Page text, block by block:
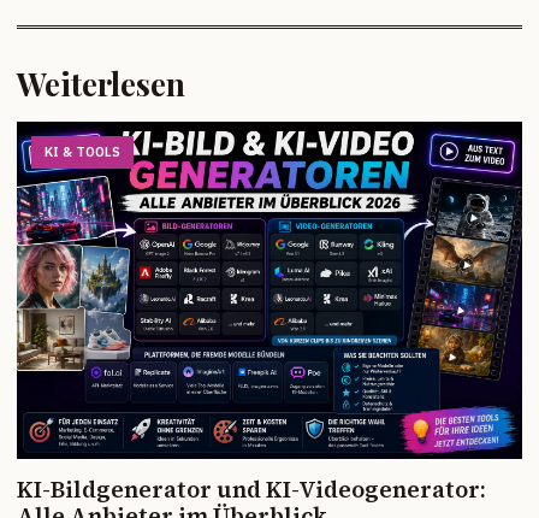
Weiterlesen
KI & TOOLS
KI-Bildgenerator und KI-Videogenerator: